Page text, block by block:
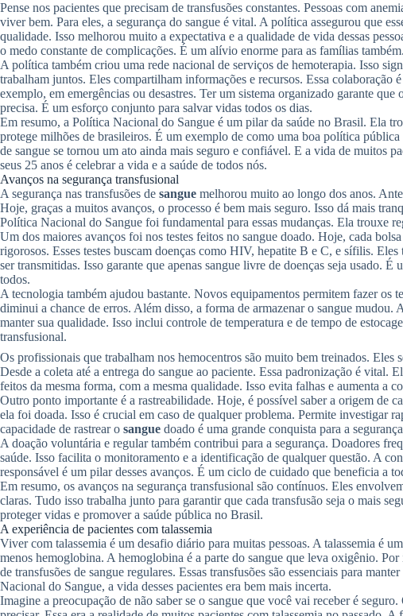
Pense nos pacientes que precisam de transfusões constantes. Pessoas com
viver bem. Para eles, a segurança do sangue é vital. A política assegurou que
qualidade. Isso melhorou muito a expectativa e a qualidade de vida dessas
o medo constante de complicações. É um alívio enorme para as famílias também.
A política também criou uma rede nacional de serviços de hemoterapia. Isso
trabalham juntos. Eles compartilham informações e recursos. Essa colaboração
exemplo, em emergências ou desastres. Ter um sistema organizado garante que
precisa. É um esforço conjunto para salvar vidas todos os dias.
Em resumo, a Política Nacional do Sangue é um pilar da saúde no Brasil. Ela
protege milhões de brasileiros. É um exemplo de como uma boa política
de sangue se tornou um ato ainda mais seguro e confiável. E a vida de muitos
seus 25 anos é celebrar a vida e a saúde de todos nós.
Avanços na segurança transfusional
A segurança nas transfusões de sangue melhorou muito ao longo dos anos.
Hoje, graças a muitos avanços, o processo é bem mais seguro. Isso dá mais
Política Nacional do Sangue foi fundamental para essas mudanças. Ela trouxe
Um dos maiores avanços foi nos testes feitos no sangue doado. Hoje, cada
rigorosos. Esses testes buscam doenças como HIV, hepatite B e C, e sífilis.
ser transmitidas. Isso garante que apenas sangue livre de doenças seja usado. É
todos.
A tecnologia também ajudou bastante. Novos equipamentos permitem fazer os
diminui a chance de erros. Além disso, a forma de armazenar o sangue mudou.
manter sua qualidade. Isso inclui controle de temperatura e de tempo de
transfusional.
Os profissionais que trabalham nos hemocentros são muito bem treinados. Eles
Desde a coleta até a entrega do sangue ao paciente. Essa padronização é vital.
feitos da mesma forma, com a mesma qualidade. Isso evita falhas e aumenta a
Outro ponto importante é a rastreabilidade. Hoje, é possível saber a origem de
ela foi doada. Isso é crucial em caso de qualquer problema. Permite investigar
capacidade de rastrear o sangue doado é uma grande conquista para a
A doação voluntária e regular também contribui para a segurança. Doadores
saúde. Isso facilita o monitoramento e a identificação de qualquer questão. A
responsável é um pilar desses avanços. É um ciclo de cuidado que beneficia a
Em resumo, os avanços na segurança transfusional são contínuos. Eles
claras. Tudo isso trabalha junto para garantir que cada transfusão seja o mais
proteger vidas e promover a saúde pública no Brasil.
A experiência de pacientes com talassemia
Viver com talassemia é um desafio diário para muitas pessoas. A talassemia é
menos hemoglobina. A hemoglobina é a parte do sangue que leva oxigênio. Por
de transfusões de sangue regulares. Essas transfusões são essenciais para
Nacional do Sangue, a vida desses pacientes era bem mais incerta.
Imagine a preocupação de não saber se o sangue que você vai receber é